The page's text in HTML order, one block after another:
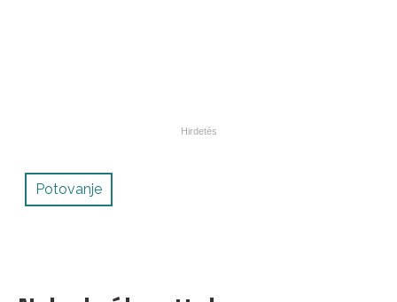
Potovanje